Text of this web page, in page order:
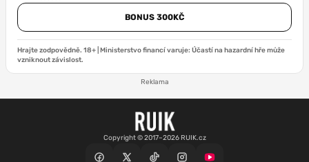
BONUS 300KČ
Hrajte zodpovědně. 18+ | Ministerstvo financí varuje: Účastí na hazardní hře může
vzniknout závislost.
Reklama
Copyright © 2017–2026 RUIK.cz